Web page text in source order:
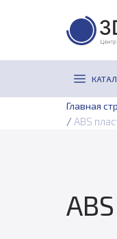
Главная
/ ABS